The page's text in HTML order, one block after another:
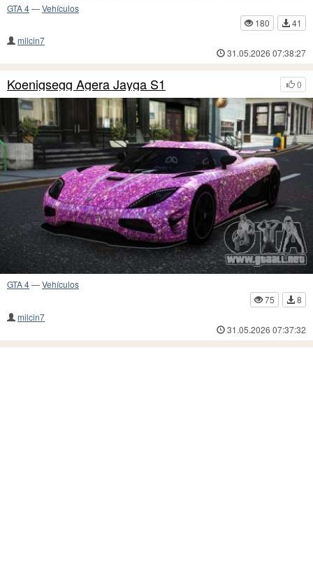
GTA 4—Vehículos
180
41
milcin7
31.05.2026 07:38:27
0
Koenigsegg Agera Jayga S1
GTA 4—Vehículos
75
8
milcin7
31.05.2026 07:37:32